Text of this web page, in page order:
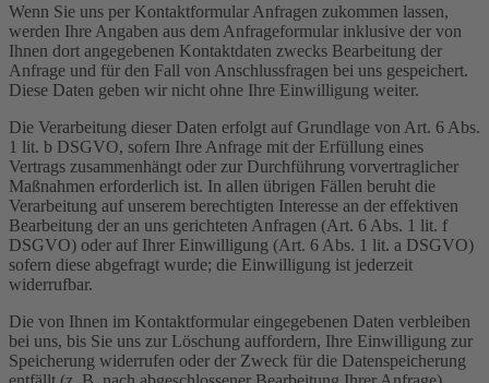
Wenn Sie uns per Kontaktformular Anfragen zukommen lassen,
werden Ihre Angaben aus dem Anfrageformular inklusive der von
Ihnen dort angegebenen Kontaktdaten zwecks Bearbeitung der
Anfrage und für den Fall von Anschlussfragen bei uns gespeichert.
Diese Daten geben wir nicht ohne Ihre Einwilligung weiter.
Die Verarbeitung dieser Daten erfolgt auf Grundlage von Art. 6 Abs.
1 lit. b DSGVO, sofern Ihre Anfrage mit der Erfüllung eines
Vertrags zusammenhängt oder zur Durchführung vorvertraglicher
Maßnahmen erforderlich ist. In allen übrigen Fällen beruht die
Verarbeitung auf unserem berechtigten Interesse an der effektiven
Bearbeitung der an uns gerichteten Anfragen (Art. 6 Abs. 1 lit. f
DSGVO) oder auf Ihrer Einwilligung (Art. 6 Abs. 1 lit. a DSGVO)
sofern diese abgefragt wurde; die Einwilligung ist jederzeit
widerrufbar.
Die von Ihnen im Kontaktformular eingegebenen Daten verbleiben
bei uns, bis Sie uns zur Löschung auffordern, Ihre Einwilligung zur
Speicherung widerrufen oder der Zweck für die Datenspeicherung